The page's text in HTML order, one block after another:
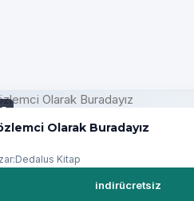
Olarak Buradayız
Kitap
indirücretsiz